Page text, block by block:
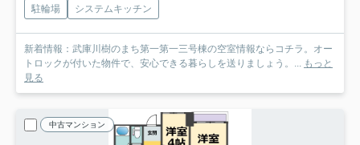
駐輪場
システムキッチン
新着情報：武庫川樹のまち第一第一三号棟の空室情報ならコチラ。オー
トロックが付いた物件で、安心できる暮らしを送りましょう。... もっと
見る
中古マンション